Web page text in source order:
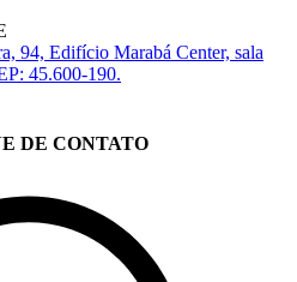
94, Edifício Marabá Center, sala
45.600-190.
DE CONTATO